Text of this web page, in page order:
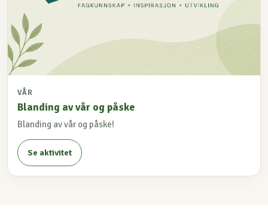
VÅR
Blanding av vår og påske
Blanding av vår og påske!
Se aktivitet